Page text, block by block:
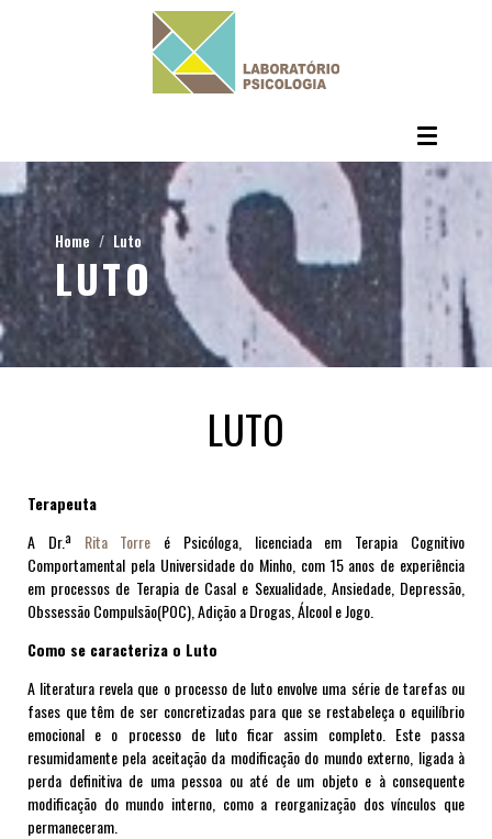
Home Luto
LUTO
LUTO
Terapeuta
A Dr.ª Rita Torre é Psicóloga, licenciada em Terapia Cognitivo
Comportamental pela Universidade do Minho, com 15 anos de experiência
em processos de Terapia de Casal e Sexualidade, Ansiedade, Depressão,
Obssessão Compulsão(POC), Adição a Drogas, Álcool e Jogo
Como se caracteriza o Luto
A literatura revela que o processo de luto envolve uma série de tarefas ou
fases que têm de ser concretizadas para que se restabeleça o equilíbrio
emocional e o processo de luto ficar assim completo. Este passa
resumidamente pela aceitação da modificação do mundo externo, ligada à
perda definitiva de uma pessoa ou até de um objeto e à consequente
modificação do mundo interno, como a reorganização dos vínculos que
permaneceram.